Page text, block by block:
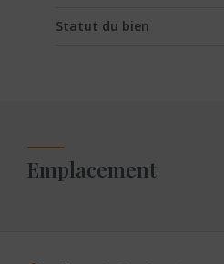
Statut du bien
Emplacement